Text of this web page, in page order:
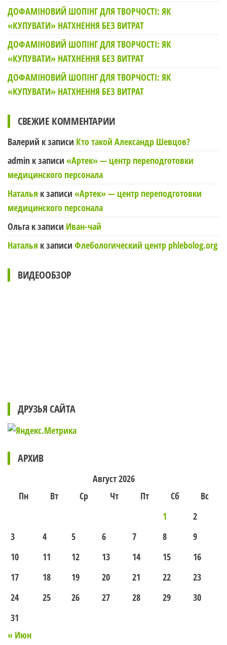
ДОФАМІНОВИЙ ШОПІНГ ДЛЯ ТВОРЧОСТІ: ЯК
«КУПУВАТИ» НАТХНЕННЯ БЕЗ ВИТРАТ
ДОФАМІНОВИЙ ШОПІНГ ДЛЯ ТВОРЧОСТІ: ЯК
«КУПУВАТИ» НАТХНЕННЯ БЕЗ ВИТРАТ
ДОФАМІНОВИЙ ШОПІНГ ДЛЯ ТВОРЧОСТІ: ЯК
«КУПУВАТИ» НАТХНЕННЯ БЕЗ ВИТРАТ
СВЕЖИЕ КОММЕНТАРИИ
Валерий к записи Кто такой Александр Шевцов?
admin к записи «Артек» — центр переподготовки
медицинского персонала
Наталья к записи «Артек» — центр переподготовки
медицинского персонала
Ольга к записи Иван-чай
Наталья к записи Флебологический центр phlebolog.org
ВИДЕООБЗОР
ДРУЗЬЯ САЙТА
АРХИВ
Август 2026
Пн
Вт Ср Чт Пт Сб
Вс
1
2
3
4 5 6 7 8
9
10
11 12 13 14 15
16
17
18 19 20 21 22
23
24
25 26 27 28 29
30
31
« Июн